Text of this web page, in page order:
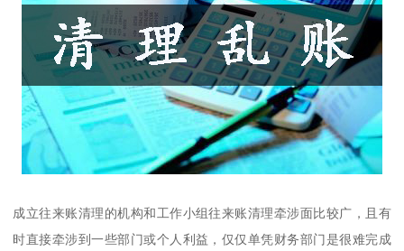
成立往来账清理的机构和工作小组往来账清理牵涉面比较广，且有
时直接牵涉到一些部门或个人利益，仅仅单凭财务部门是很难完成